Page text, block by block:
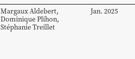
MargauxAldebert,
DominiquePlihon,
StéphanieTreillet
Jan. 2025